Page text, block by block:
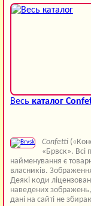
Весь каталог
Confetti
«Брвск». Всі
найменування є
власників.
Деякі коди
наведених зображень,
дані на сайті не